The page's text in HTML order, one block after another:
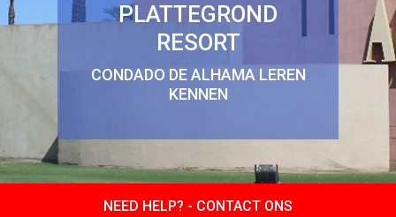
PLATTEGROND
RESORT
CONDADO DE ALHAMA LEREN
KENNEN
NEED HELP? - CONTACT ONS